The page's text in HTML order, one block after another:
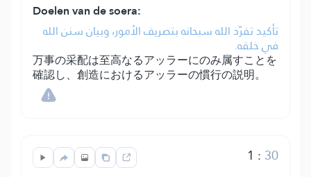
Doelen van de soera:
تأكيد تفرّد الله سبحانه بتصريف الأمور، وبيان سنن الله
في خلقه.
万事の采配は至高なるアッラーにのみ属すことを
確認し、創造におけるアッラーの慣行の説明。
1 : 30